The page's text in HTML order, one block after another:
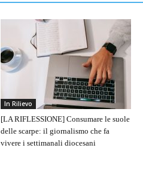
In Rilievo
[LA RIFLESSIONE] Consumare le suole
delle scarpe: il giornalismo che fa
vivere i settimanali diocesani